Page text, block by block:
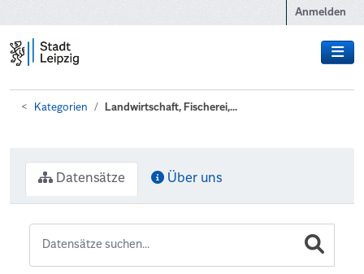
Anmelden
Kategorien Landwirtschaft, Fischerei,...
Datensätze Über uns